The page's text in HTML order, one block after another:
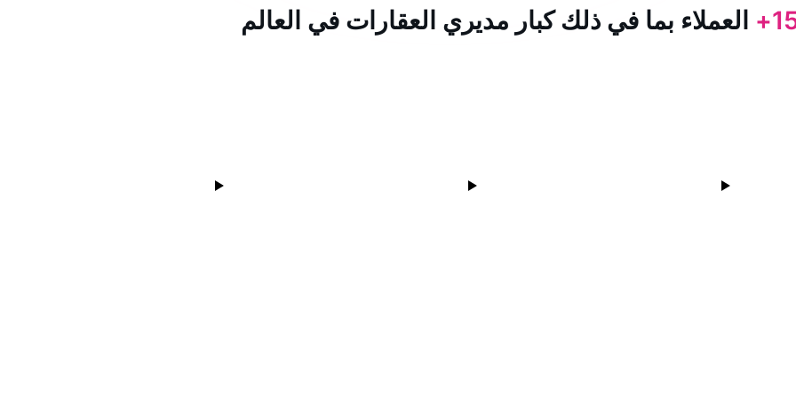
العملاء بما في ذلك كبار مديري العقارات في العالم